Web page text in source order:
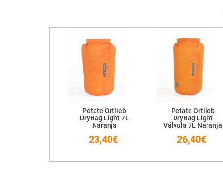
Petate Ortlieb
DryBag Light 7L
Naranja
23,40€
Petate Ortlieb
DryBag Light
Válvula 7L Naranja
26,40€